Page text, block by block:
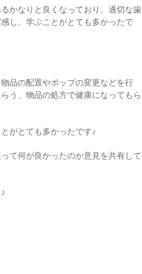
かなりと良くなっており、適切な歯
し、学ぶことがとても多かったで
品の配置やポップの変更などを行
う、物品の処方で健康になってもら
がとても多かったです♪
て何が良かったのか意見を共有して
♪